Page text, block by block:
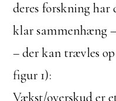
deres forskning har
klar sammenhæng
– der kan trævles
figur 1):
Vækst/overskud er